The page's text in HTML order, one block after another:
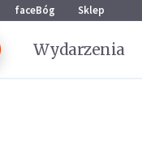
faceBóg Sklep
Wydarzenia